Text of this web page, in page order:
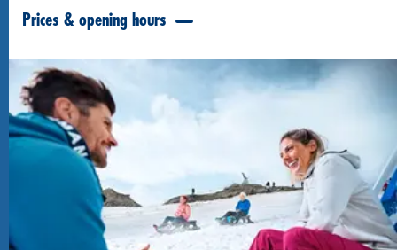
Prices & opening hours